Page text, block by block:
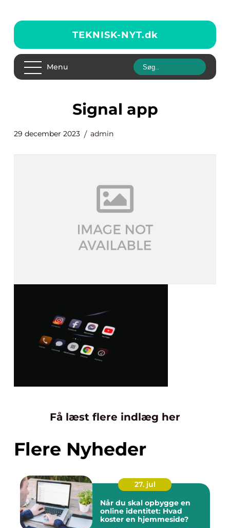
TEKNISK-NYT.dk
Menu
signal app
29 december 2023 admin
Få læst flere indlæg her
Flere Nyheder
27. jul
Når du skal opbygge en
online identitet: Hvad
koster en hjemmeside?